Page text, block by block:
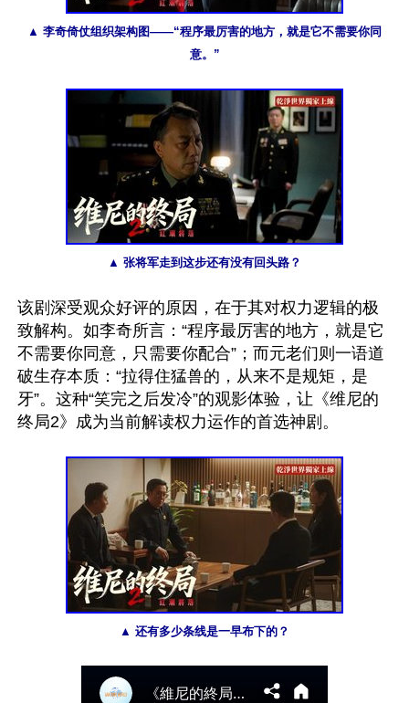
▲ 李奇倚仗组织架构图——“程序最厉害的地方，就是它不需要你同
意。”
▲ 张将军走到这步还有没有回头路？
该剧深受观众好评的原因，在于其对权力逻辑的极
致解构。如李奇所言：“程序最厉害的地方，就是它
不需要你同意，只需要你配合”；而元老们则一语道
破生存本质：“拉得住猛兽的，从来不是规矩，是
牙”。这种“笑完之后发冷”的观影体验，让《维尼的
终局2》成为当前解读权力运作的首选神剧。
▲ 还有多少条线是一早布下的？